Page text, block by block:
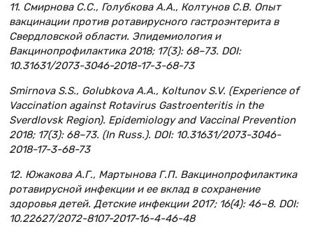
11. Смирнова С.С., Голубкова А.А., Колтунов С.В. Опыт
вакцинации против ротавирусного гастроэнтерита в
Свердловской области. Эпидемиология и
Вакцинопрофилактика 2018; 17(3): 68–73. DOI:
10.31631/2073-3046-2018-17-3-68-73
Smirnova S.S., Golubkova A.A., Koltunov S.V. (Experience of
Vaccination against Rotavirus Gastroenteritis in the
Sverdlovsk Region). Epidemiology and Vaccinal Prevention
2018; 17(3): 68–73. (In Russ.). DOI: 10.31631/2073-3046-
2018-17-3-68-73
12. Южакова А.Г., Мартынова Г.П. Вакцинопрофилактика
ротавирусной инфекции и ее вклад в сохранение
здоровья детей. Детские инфекции 2017; 16(4): 46–8. DOI:
10.22627/2072-8107-2017-16-4-46-48